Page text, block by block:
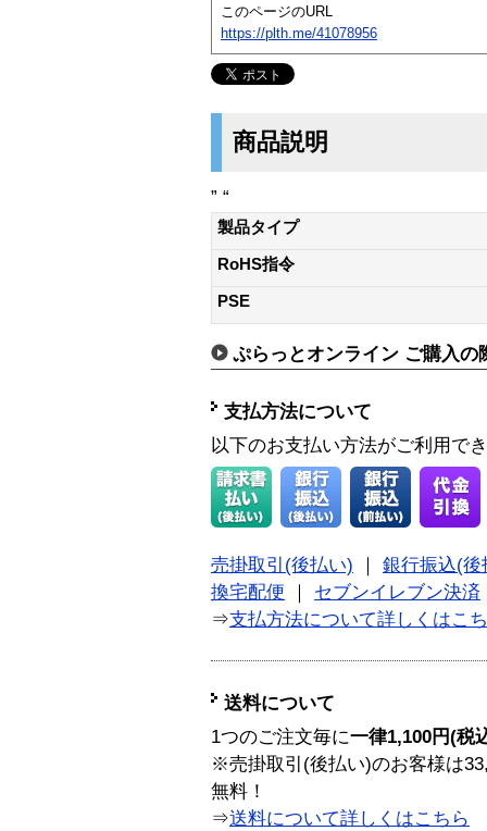
このページのURL
https://plth.me/41078956
商品説明
” “
製品タイプ
RoHS指令
PSE
ぷらっとオンライン ご購入の
支払方法について
以下のお支払い方法がご利用で
売掛取引(後払い)
銀行振込(後
換宅配便
セブンイレブン決済
⇒支払方法について詳しくはこ
送料について
1つのご注文毎に一律1,100円(税
※売掛取引(後払い)のお客様は
無料！
⇒送料について詳しくはこちら